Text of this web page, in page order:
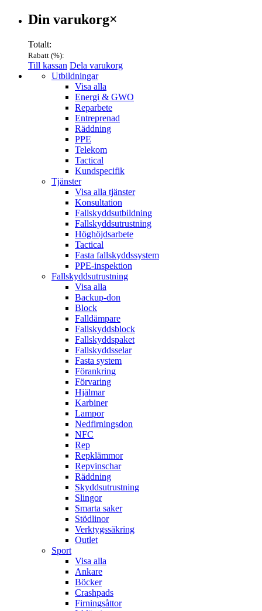
Varukorg
Din varukorg×
Totalt:
Rabatt (%):
Till kassan Dela varukorg
Menu Utbildningar
Visa alla
Energi & GWO
Reparbete
Entreprenad
Räddning
PPE
Telekom
Tactical
Kundspecifik
Tjänster
Visa alla tjänster
Konsultation
Fallskyddsutbildning
Fallskyddsutrustning
Höghöjdsarbete
Tactical
Fasta fallskyddssystem
PPE-inspektion
Fallskyddsutrustning
Visa alla
Backup-don
Block
Falldämpare
Fallskyddsblock
Fallskyddspaket
Fallskyddsselar
Fasta system
Förankring
Förvaring
Hjälmar
Karbiner
Lampor
Nedfirningsdon
NFC
Rep
Repklämmor
Repvinschar
Räddning
Skyddsutrustning
Slingor
Smarta saker
Stödlinor
Verktygssäkring
Outlet
Sport
Visa alla
Ankare
Böcker
Crashpads
Firningsåttor